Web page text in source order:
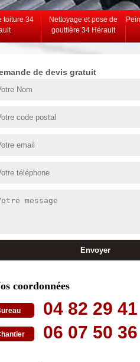
toiture 34
Nettoyage et pose de
gouttière 34 Hérault
de devis gratuit
coordonnées
04 82 29
06 07 50